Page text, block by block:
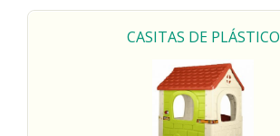
CASITAS DE PLÁSTICO